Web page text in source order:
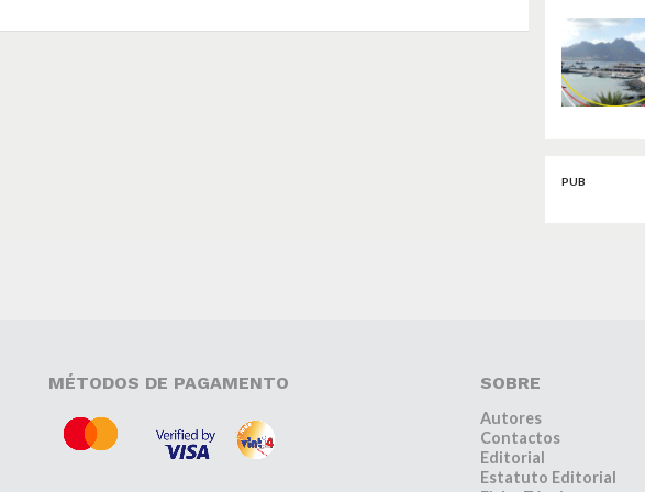
PUB
MÉTODOS DE PAGAMENTO SOBRE
Autores
Contactos
Editorial
Estatuto Editorial